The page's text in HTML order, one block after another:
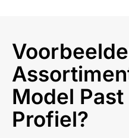
Model
Profiel?